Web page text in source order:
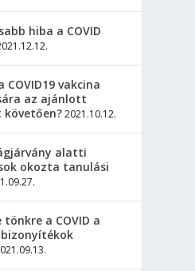
hiba a COVID
COVID19 vakcina
az ajánlott
követően?2021.10.12.
alatti
okozta tanulási
a COVID a